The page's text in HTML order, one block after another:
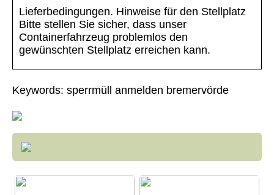
Lieferbedingungen. Hinweise für den Stellplatz
Bitte stellen Sie sicher, dass unser
Containerfahrzeug problemlos den
gewünschten Stellplatz erreichen kann.
Keywords: sperrmüll anmelden bremervörde